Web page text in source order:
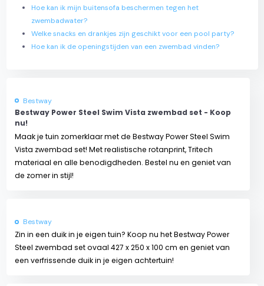
Hoe kan ik mijn buitensofa beschermen tegen het
zwembadwater?
Welke snacks en drankjes zijn geschikt voor een pool party?
Hoe kan ik de openingstijden van een zwembad vinden?
Bestway
Bestway Power Steel Swim Vista zwembad set - Koop
nu!
Maak je tuin zomerklaar met de Bestway Power Steel Swim
Vista zwembad set! Met realistische rotanprint, Tritech
materiaal en alle benodigdheden. Bestel nu en geniet van
de zomer in stijl!
Bestway
Zin in een duik in je eigen tuin? Koop nu het Bestway Power
Steel zwembad set ovaal 427 x 250 x 100 cm en geniet van
een verfrissende duik in je eigen achtertuin!